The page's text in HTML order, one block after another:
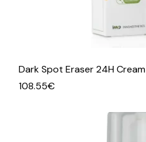
Dark Spot Eraser 24H Cream
108.55€